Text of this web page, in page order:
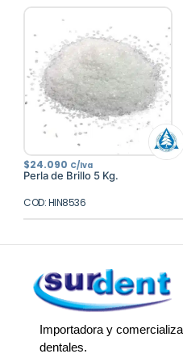
$24.090 C/Iva
Perla de Brillo 5 Kg.
COD: HIN8536
Importadora y
dentales.